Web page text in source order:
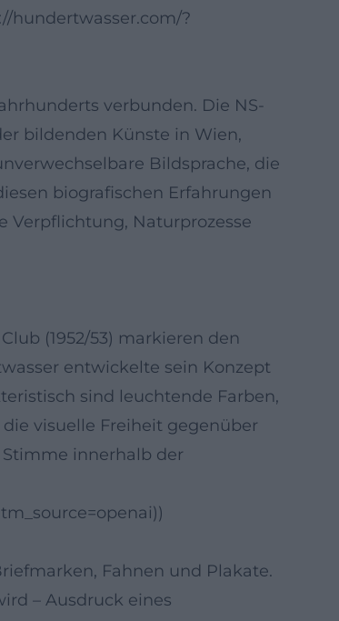
hundertwasser.com/?
verbunden. Die NS-
bildenden Künste in Wien,
Bildsprache, die
biografischen Erfahrungen
Verpflichtung, Naturprozesse
(1952/53) markieren den
entwickelte sein Konzept
sind leuchtende Farben,
visuelle Freiheit gegenüber
innerhalb der
Fahnen und Plakate.
– Ausdruck eines